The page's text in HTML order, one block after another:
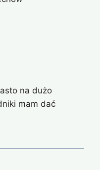
na dużo
mam dać